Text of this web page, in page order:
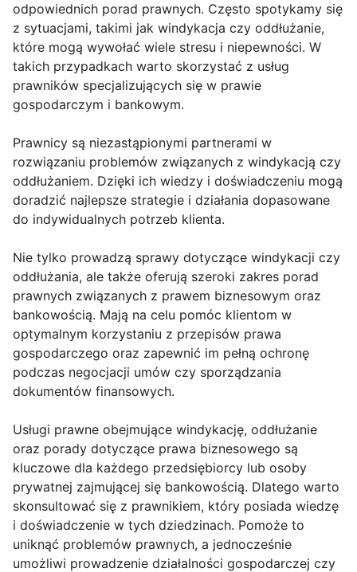
odpowiednich porad prawnych. Często spotykamy się
z sytuacjami, takimi jak windykacja czy oddłużanie,
które mogą wywołać wiele stresu i niepewności. W
takich przypadkach warto skorzystać z usług
prawników specjalizujących się w prawie
gospodarczym i bankowym.
Prawnicy są niezastąpionymi partnerami w
rozwiązaniu problemów związanych z windykacją czy
oddłużaniem. Dzięki ich wiedzy i doświadczeniu mogą
doradzić najlepsze strategie i działania dopasowane
do indywidualnych potrzeb klienta.
Nie tylko prowadzą sprawy dotyczące windykacji czy
oddłużania, ale także oferują szeroki zakres porad
prawnych związanych z prawem biznesowym oraz
bankowością. Mają na celu pomóc klientom w
optymalnym korzystaniu z przepisów prawa
gospodarczego oraz zapewnić im pełną ochronę
podczas negocjacji umów czy sporządzania
dokumentów finansowych.
Usługi prawne obejmujące windykację, oddłużanie
oraz porady dotyczące prawa biznesowego są
kluczowe dla każdego przedsiębiorcy lub osoby
prywatnej zajmującej się bankowością. Dlatego warto
skonsultować się z prawnikiem, który posiada wiedzę
i doświadczenie w tych dziedzinach. Pomoże to
uniknąć problemów prawnych, a jednocześnie
umożliwi prowadzenie działalności gospodarczej czy